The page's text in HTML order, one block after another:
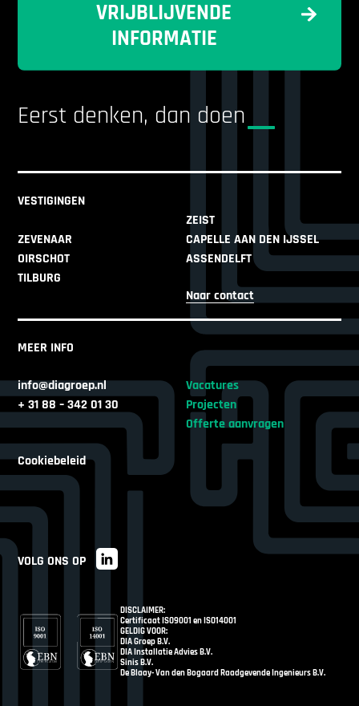
VRIJBLIJVENDE
INFORMATIE
Eerst denken, dan doen
VESTIGINGEN
ZEIST
ZEVENAAR
CAPELLE AAN DEN IJSSEL
OIRSCHOT
ASSENDELFT
TILBURG
Naar contact
MEER INFO
info@diagroep.nl
+ 31 88 – 342 01 30
Vacatures
Projecten
Offerte aanvragen
Cookiebeleid
VOLG ONS OP
DISCLAIMER:
Certificaat ISO9001 en ISO14001
GELDIG VOOR:
DIA Groep B.V.
DIA Installatie Advies B.V.
Sinis B.V.
De Blaay- Van den Bogaard Raadgevende Ingenieurs B.V.